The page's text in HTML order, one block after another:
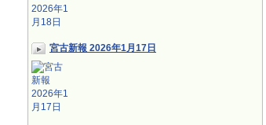
宮古新報 2026年1月17日